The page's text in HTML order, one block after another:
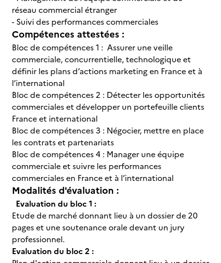
réseau commercial étranger
- Suivi des performances commerciales
Compétences attestées :
Bloc de compétences 1 : Assurer une veille
commerciale, concurrentielle, technologique et
définir les plans d’actions marketing en France et à
l’international
Bloc de compétences 2 : Détecter les opportunités
commerciales et développer un portefeuille clients
France et international
Bloc de compétences 3 : Négocier, mettre en place
les contrats et partenariats
Bloc de compétences 4 : Manager une équipe
commerciale et suivre les performances
commerciales en France et à l’international
Modalités d'évaluation :
Evaluation du bloc 1 :
Etude de marché donnant lieu à un dossier de 20
pages et une soutenance orale devant un jury
professionnel.
Evaluation du bloc 2 :